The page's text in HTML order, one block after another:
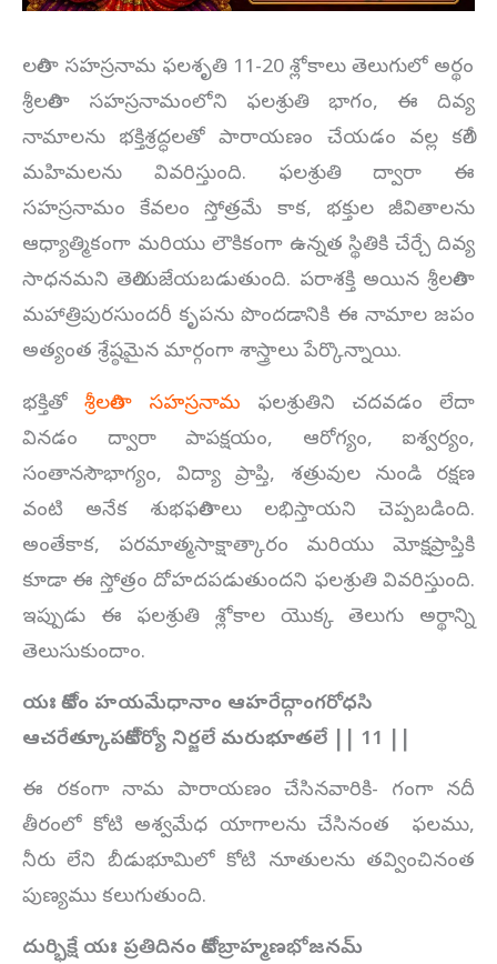
లలితా సహస్రనామ ఫలశృతి 11-20 శ్లోకాలు తెలుగులో అర్థం
శ్రీలలితా సహస్రనామంలోని ఫలశ్రుతి భాగం, ఈ దివ్య
నామాలను భక్తిశ్రద్ధలతో పారాయణం చేయడం వల్ల కలిగే
మహిమలను వివరిస్తుంది. ఫలశ్రుతి ద్వారా ఈ
సహస్రనామం కేవలం స్తోత్రమే కాక, భక్తుల జీవితాలను
ఆధ్యాత్మికంగా మరియు లౌకికంగా ఉన్నత స్థితికి చేర్చే దివ్య
సాధనమని తెలియజేయబడుతుంది. పరాశక్తి అయిన శ్రీలలితా
మహాత్రిపురసుందరీ కృపను పొందడానికి ఈ నామాల జపం
అత్యంత శ్రేష్ఠమైన మార్గంగా శాస్త్రాలు పేర్కొన్నాయి.
భక్తితో శ్రీలలితా సహస్రనామ ఫలశ్రుతిని చదవడం లేదా
వినడం ద్వారా పాపక్షయం, ఆరోగ్యం, ఐశ్వర్యం,
సంతానసౌభాగ్యం, విద్యా ప్రాప్తి, శత్రువుల నుండి రక్షణ
వంటి అనేక శుభఫలితాలు లభిస్తాయని చెప్పబడింది.
అంతేకాక, పరమాత్మసాక్షాత్కారం మరియు మోక్షప్రాప్తికి
కూడా ఈ స్తోత్రం దోహదపడుతుందని ఫలశ్రుతి వివరిస్తుంది.
ఇప్పుడు ఈ ఫలశ్రుతి శ్లోకాల యొక్క తెలుగు అర్థాన్ని
తెలుసుకుందాం.
యః కోటిం హయమేధానాం ఆహరేద్గాంగరోధసి
ఆచరేత్కూపకోటీర్యో నిర్జలే మరుభూతలే || 11 ||
ఈ రకంగా నామ పారాయణం చేసినవారికి- గంగా నదీ
తీరంలో కోటి అశ్వమేధ యాగాలను చేసినంత ఫలము,
నీరు లేని బీడుభూమిలో కోటి నూతులను తవ్వించినంత
పుణ్యము కలుగుతుంది.
దుర్భిక్షే యః ప్రతిదినం కోటిబ్రాహ్మణభోజనమ్